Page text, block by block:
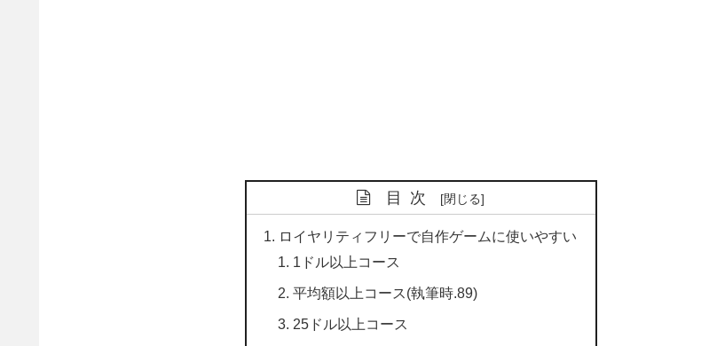
目次
ロイヤリティフリーで自作ゲームに使いやすい
1ドル以上コース
平均額以上コース(執筆時.89)
25ドル以上コース